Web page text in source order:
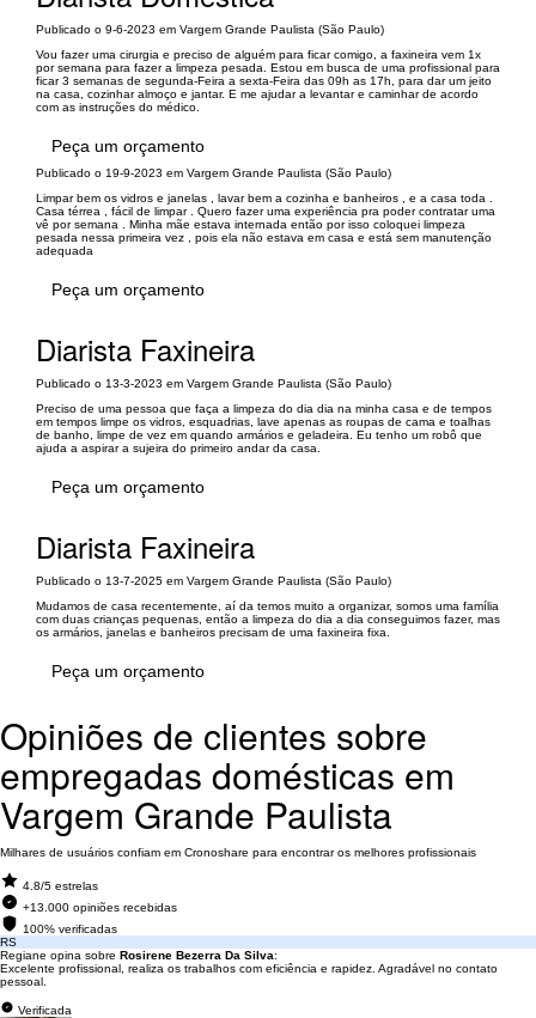
Publicado o 9-6-2023 em Vargem Grande Paulista (São Paulo)
Vou fazer uma cirurgia e preciso de alguém para ficar comigo, a faxineira vem 1x
por semana para fazer a limpeza pesada. Estou em busca de uma profissional para
ficar 3 semanas de segunda-Feira a sexta-Feira das 09h as 17h, para dar um jeito
na casa, cozinhar almoço e jantar. E me ajudar a levantar e caminhar de acordo
com as instruções do médico.
Peça um orçamento
Publicado o 19-9-2023 em Vargem Grande Paulista (São Paulo)
Limpar bem os vidros e janelas , lavar bem a cozinha e banheiros , e a casa toda .
Casa térrea , fácil de limpar . Quero fazer uma experiência pra poder contratar uma
vê por semana . Minha mãe estava internada então por isso coloquei limpeza
pesada nessa primeira vez , pois ela não estava em casa e está sem manutenção
adequada
Peça um orçamento
Diarista Faxineira
Publicado o 13-3-2023 em Vargem Grande Paulista (São Paulo)
Preciso de uma pessoa que faça a limpeza do dia dia na minha casa e de tempos
em tempos limpe os vidros, esquadrias, lave apenas as roupas de cama e toalhas
de banho, limpe de vez em quando armários e geladeira. Eu tenho um robô que
ajuda a aspirar a sujeira do primeiro andar da casa.
Peça um orçamento
Diarista Faxineira
Publicado o 13-7-2025 em Vargem Grande Paulista (São Paulo)
Mudamos de casa recentemente, aí da temos muito a organizar, somos uma família
com duas crianças pequenas, então a limpeza do dia a dia conseguimos fazer, mas
os armários, janelas e banheiros precisam de uma faxineira fixa.
Peça um orçamento
Opiniões de clientes sobre
empregadas domésticas em
Vargem Grande Paulista
Milhares de usuários confiam em Cronoshare para encontrar os melhores profissionais
4.8/5 estrelas
+13.000 opiniões recebidas
100% verificadas
RS
Regiane opina sobre Rosirene Bezerra Da Silva:
Excelente profissional, realiza os trabalhos com eficiência e rapidez. Agradável no contato
pessoal.
Verificada